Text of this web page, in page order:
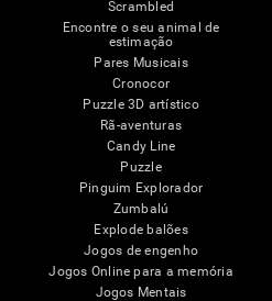
Scrambled
Encontre o seu animal de
estimação
Pares Musicais
Cronocor
Puzzle 3D artístico
Rã-aventuras
Candy Line
Puzzle
Pinguim Explorador
Zumbalú
Explode balões
Jogos de engenho
Jogos Online para a memória
Jogos Mentais